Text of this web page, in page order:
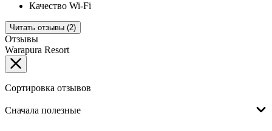
Качество Wi-Fi
Читать отзывы (2)
Отзывы
Warapura Resort
Сортировка отзывов
Сначала полезные